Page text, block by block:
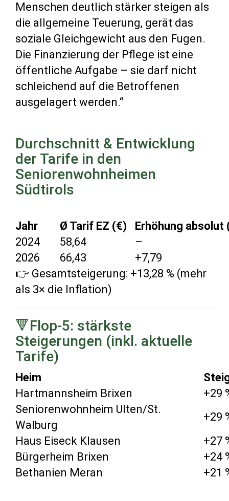
Menschen deutlich stärker steigen als
die allgemeine Teuerung, gerät das
soziale Gleichgewicht aus den Fugen.
Die Finanzierung der Pflege ist eine
öffentliche Aufgabe – sie darf nicht
schleichend auf die Betroffenen
ausgelagert werden.“
Durchschnitt & Entwicklung
der Tarife in den
Seniorenwohnheimen
Südtirols
Jahr Ø Tarif EZ (€)
Erhöhung absolut
2024
58,64
–
2026
66,43
+7,79
👉 Gesamtsteigerung: +13,28 % (mehr
als 3× die Inflation)
🔻Flop-5: stärkste
Steigerungen (inkl. aktuelle
Tarife)
Heim
Hartmannsheim Brixen
+29
Seniorenwohnheim Ulten/St.
Walburg
+29
Haus Eiseck Klausen
+27
Bürgerheim Brixen
+24
Bethanien Meran
+21